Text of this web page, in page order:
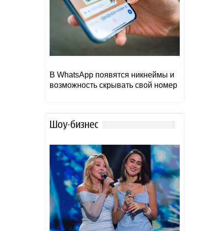
В WhatsApp появятся никнеймы и
возможность скрывать свой номер
Шоу-бизнес